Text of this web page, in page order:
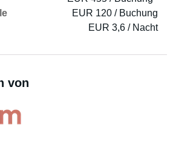
EUR 120 / Buchung
EUR 3,6 / Nacht
von